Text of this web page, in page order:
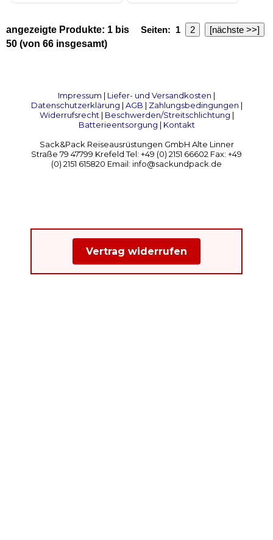
Seiten: 1 2 [nächste >>]
angezeigte Produkte: 1 bis
50 (von 66 insgesamt)
Impressum | Liefer- und Versandkosten |
Datenschutzerklärung | AGB | Zahlungsbedingungen |
Widerrufsrecht | Beschwerden/Streitschlichtung |
Batterieentsorgung | Kontakt
Sack&Pack Reiseausrüstungen GmbH Alte Linner
Straße 79 47799 Krefeld Tel: +49 (0) 2151 66602 Fax: +49
(0) 2151 615820 Email: info@sackundpack.de
Vertrag widerrufen